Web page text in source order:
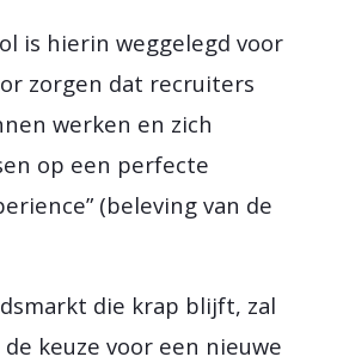
is hierin weggelegd voor
zorgen dat recruiters
werken en zich
op een perfecte
(beleving van de
die krap blijft, zal
keuze voor een nieuwe